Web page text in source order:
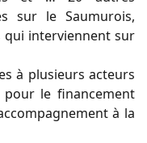
sur le Saumurois,
qui interviennent sur
à plusieurs acteurs
le financement
à la